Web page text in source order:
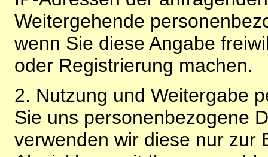
Weitergehende
wenn Sie diese Angabe
oder Registrierung machen.
2. Nutzung und Weitergabe
Sie uns personenbezogene
verwenden wir diese nur zur